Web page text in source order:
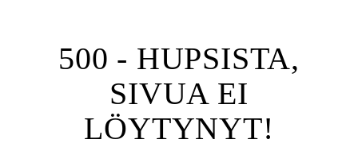
500 - HUPSISTA,
SIVUA EI
LÖYTYNYT!